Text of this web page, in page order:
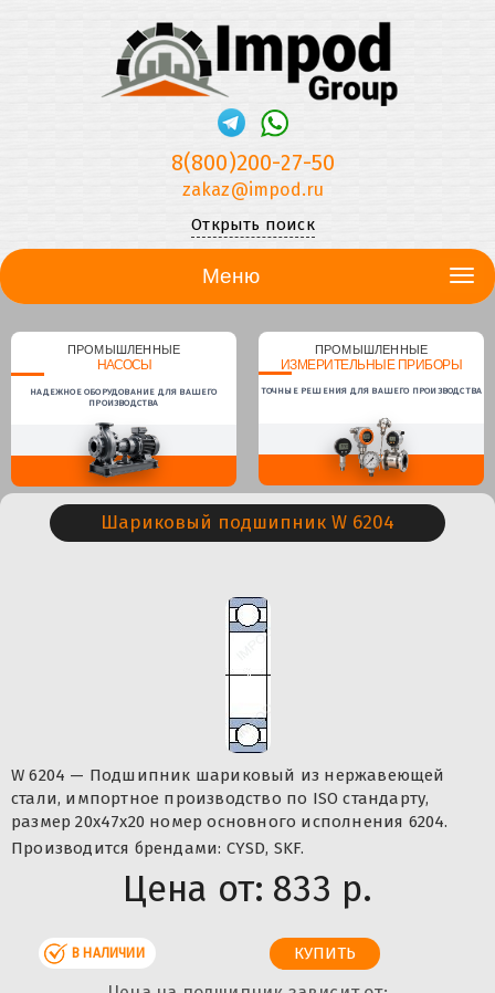
8(800)200-27-50
zakaz@impod.ru
Открыть поиск
Меню
ПРОМЫШЛЕННЫЕ
НАСОСЫ
НАДЕЖНОЕ ОБОРУДОВАНИЕ ДЛЯ ВАШЕГО
ПРОИЗВОДСТВА
ПРОМЫШЛЕННЫЕ
ИЗМЕРИТЕЛЬНЫЕ ПРИБОРЫ
ТОЧНЫЕ РЕШЕНИЯ ДЛЯ ВАШЕГО ПРОИЗВОДСТВА
Шариковый подшипник W 6204
W 6204 — Подшипник шариковый из нержавеющей
стали, импортное производство по ISO стандарту,
размер 20x47x20 номер основного исполнения 6204.
Производится брендами: CYSD, SKF.
Цена от: 833 р.
В НАЛИЧИИ